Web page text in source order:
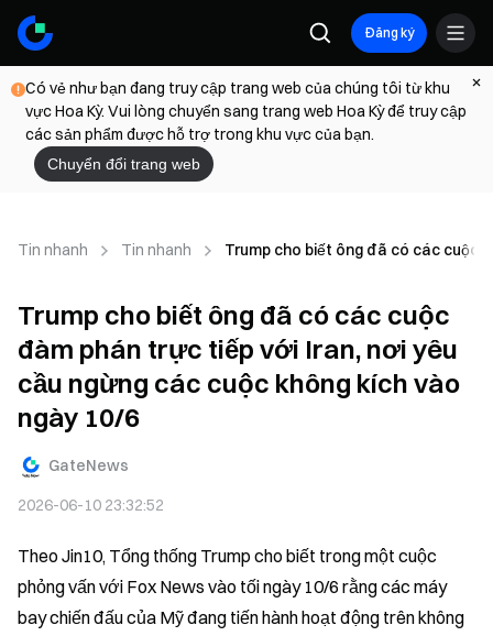
Đăng ký
Có vẻ như bạn đang truy cập trang web của chúng tôi từ khu
vực Hoa Kỳ. Vui lòng chuyển sang trang web Hoa Kỳ để truy cập
các sản phẩm được hỗ trợ trong khu vực của bạn.
Chuyển đổi trang web
Tin nhanh Tin nhanh Trump cho biết ông đã có các cuộc
Trump cho biết ông đã có các cuộc
đàm phán trực tiếp với Iran, nơi yêu
cầu ngừng các cuộc không kích vào
ngày 10/6
GateNews
2026-06-10 23:32:52
Theo Jin10, Tổng thống Trump cho biết trong một cuộc
phỏng vấn với Fox News vào tối ngày 10/6 rằng các máy
bay chiến đấu của Mỹ đang tiến hành hoạt động trên không